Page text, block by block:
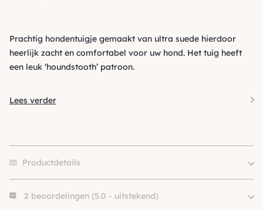
Prachtig hondentuigje gemaakt van ultra suede hierdoor
heerlijk zacht en comfortabel voor uw hond. Het tuig heeft
een leuk ‘houndstooth’ patroon.
Lees verder
Productdetails
M/L, XXS, XS, XS/S, XS-S, S,
2 beoordelingen (5.0 - uitstekend)